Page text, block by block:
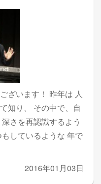
ざいます！ 昨年は 人
知り、 その中で、自
さを再認識するよう
しているような 年で
2016年01月03日